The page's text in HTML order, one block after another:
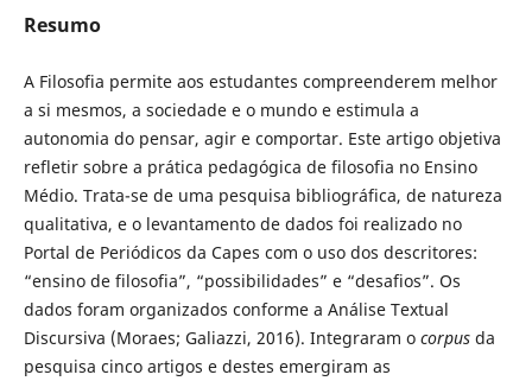
Resumo
A Filosofia permite aos estudantes compreenderem melhor
a si mesmos, a sociedade e o mundo e estimula a
autonomia do pensar, agir e comportar. Este artigo objetiva
refletir sobre a prática pedagógica de filosofia no Ensino
Médio. Trata-se de uma pesquisa bibliográfica, de natureza
qualitativa, e o levantamento de dados foi realizado no
Portal de Periódicos da Capes com o uso dos descritores:
“ensino de filosofia”, “possibilidades” e “desafios”. Os
dados foram organizados conforme a Análise Textual
Discursiva (Moraes; Galiazzi, 2016). Integraram o corpus da
pesquisa cinco artigos e destes emergiram as